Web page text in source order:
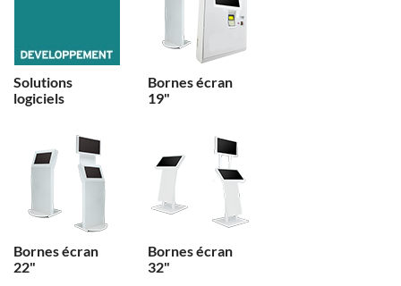
Solutions
logiciels
Bornes écran
19"
Bornes écran
22"
Bornes écran
32"